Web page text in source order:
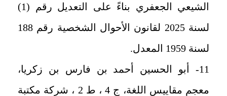
الشيعي الجعفري بناءً على التعديل رقم (1)
لسنة 2025 لقانون الأحوال الشخصية رقم 188
لسنة 1959 المعدل.
11- أبو الحسين أحمد بن فارس بن زكريا،
معجم مقاييس اللغة، ج 4 ، ط 2 ، شركة مكتبة